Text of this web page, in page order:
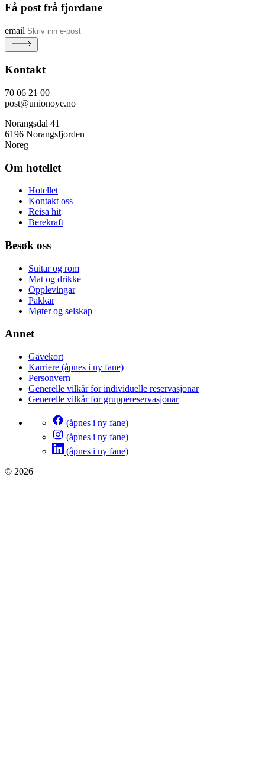
Få post frå fjordane
email
Kontakt
70 06 21 00
post@unionoye.no
Norangsdal 41
6196 Norangsfjorden
Noreg
Om hotellet
Hotellet
Kontakt oss
Reisa hit
Berekraft
Besøk oss
Suitar og rom
Mat og drikke
Opplevingar
Pakkar
Møter og selskap
Annet
Gåvekort
Karriere (åpnes i ny fane)
Personvern
Generelle vilkår for individuelle reservasjonar
Generelle vilkår for gruppereservasjonar
(åpnes i ny fane)
(åpnes i ny fane)
(åpnes i ny fane)
© 2026